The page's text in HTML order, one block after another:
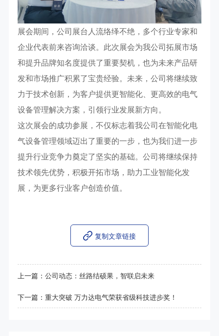
展会期间，公司展台人流络绎不绝，多个行业专家和
企业代表前来咨询洽谈。此次展会为我公司拓展市场
和提升品牌知名度提供了重要契机，也为未来产品研
发和市场推广积累了宝贵经验。未来，公司将继续致
力于技术创新，为客户提供更智能化、更高效的电气
设备管理解决方案，引领行业发展新方向。
这次展会的成功参展，不仅标志着我公司在智能化电
气设备管理领域迈出了重要的一步，也为我们进一步
提升行业竞争力奠定了坚实的基础。公司将继续保持
技术领先优势，积极开拓市场，助力工业智能化发
展，为更多行业客户创造价值。
复制文章链接
上一篇： 公司动态：丝路结硕果，智联启未来
下一篇： 重大突破 万力达电气荣获省级科技进步奖！